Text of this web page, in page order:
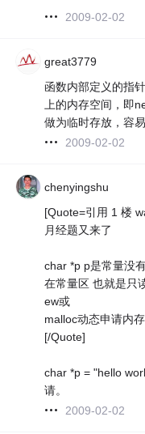
2009-02-02
great3779
函数内部定义的指
上的内存空间，即
做为临时存放，容
2009-02-02
chenyingshu
[Quote=引用 1 楼
月经题又来了
char *p p是常量没
在常量区 也就是只
ew或
malloc动态申请内
[/Quote]
char *p = "hello
请。
2009-02-02